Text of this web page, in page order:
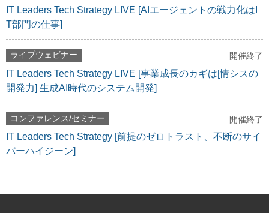
IT Leaders Tech Strategy LIVE [AIエージェントの戦力化はI
T部門の仕事]
ライブウェビナー 開催終了
IT Leaders Tech Strategy LIVE [事業成長のカギは[情シスの
開発力] 生成AI時代のシステム開発]
コンファレンス/セミナー 開催終了
IT Leaders Tech Strategy [前提のゼロトラスト、不断のサイ
バーハイジーン]